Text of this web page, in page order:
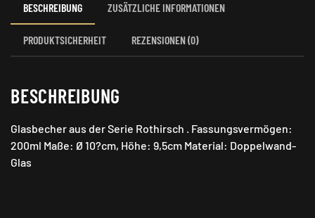
BESCHREIBUNG ZUSÄTZLICHE INFORMATIONEN
PRODUKTSICHERHEIT REZENSIONEN (0)
BESCHREIBUNG
Glasbecher aus der Serie Rothirsch . Fassungsvermögen:
200ml Maße: Ø 10?cm, Höhe: 9,5cm Material: Doppelwand-
Glas